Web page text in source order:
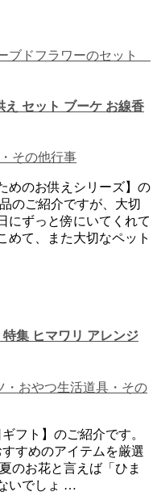
え セット ブーケ お線香
その他行事
めのお供えシリーズ】の
のご紹介ですが、大切
にずっと傍にいてくれて
めて、また大切なペット
特集 ヒマワリ アレンジ
・おやつ生活道具・その
フト】のご紹介です。
すめのアイテムを厳選
のお花と言えば「ひま
いでしょ …